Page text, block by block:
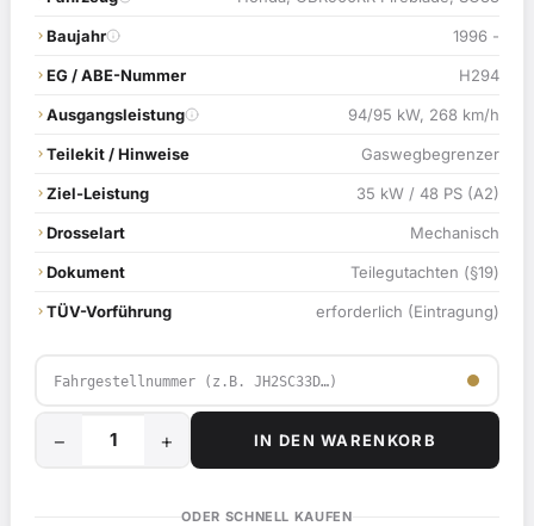
Baujahr 1996 -
EG / ABE-Nummer H294
Ausgangsleistung 94/95 kW, 268 km/h
Teilekit / Hinweise Gaswegbegrenzer
Ziel-Leistung 35 kW / 48 PS (A2)
Drosselart Mechanisch
Dokument Teilegutachten (§19)
TÜV-Vorführung erforderlich (Eintragung)
− + IN DEN WARENKORB
ODER SCHNELL KAUFEN